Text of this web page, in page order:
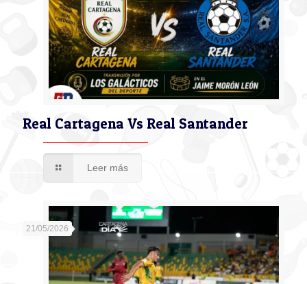
Real Cartagena Vs Real Santander
Leer más
21/05/2026